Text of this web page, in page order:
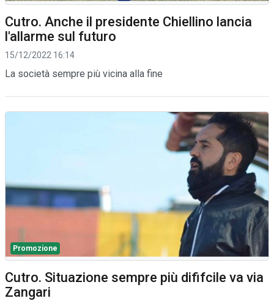
Cutro. Anche il presidente Chiellino lancia
l'allarme sul futuro
15/12/2022 16:14
La società sempre più vicina alla fine
Promozione
Cutro. Situazione sempre più dififcile va via
Zangari